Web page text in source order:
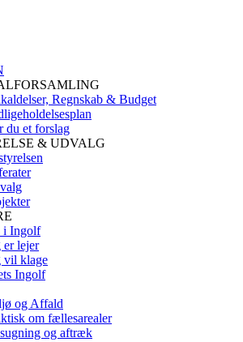
Regnskab & Budget
du et forslag
& UDVALG
i Ingolf
er lejer
vil klage
Ingolf
og Affald
om fællesarealer
og aftræk